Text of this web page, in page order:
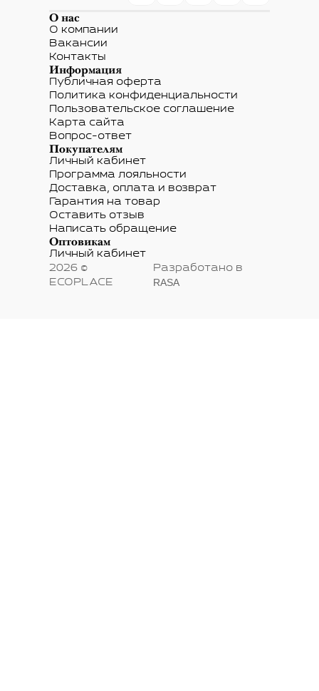
О нас
О компании
Вакансии
Контакты
Информация
Публичная оферта
Политика конфиденциальности
Пользовательское соглашение
Карта сайта
Вопрос-ответ
Покупателям
Личный кабинет
Программа лояльности
Доставка, оплата и возврат
Гарантия на товар
Оставить отзыв
Написать обращение
Оптовикам
Личный кабинет
2026 ©
ECOPLACE
Разработано в
RASA